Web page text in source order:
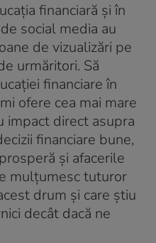
financiară și în
social media au
de vizualizări pe
urmăritori. Să
financiare în
ofere cea mai mare
impact direct asupra
financiare bune,
și afacerile
mulțumesc tuturor
drum și care știu
decât dacă ne